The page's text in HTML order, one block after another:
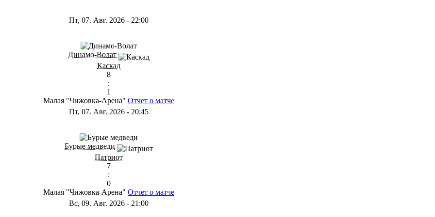
Пт, 07. Авг. 2026 - 22:00
Динамо-Волат
Каскад
8
:
1
Малая "Чижовка-Арена" Отчет о матче
Пт, 07. Авг. 2026 - 20:45
Бурые медведи
Патриот
7
:
0
Малая "Чижовка-Арена" Отчет о матче
Вс, 09. Авг. 2026 - 21:00